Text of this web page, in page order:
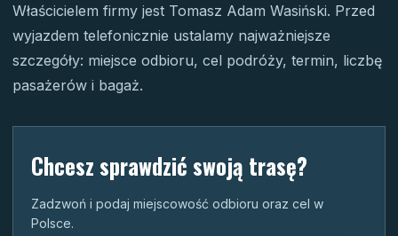
Właścicielem firmy jest Tomasz Adam Wasiński. Przed
wyjazdem telefonicznie ustalamy najważniejsze
szczegóły: miejsce odbioru, cel podróży, termin, liczbę
pasażerów i bagaż.
Chcesz sprawdzić swoją trasę?
Zadzwoń i podaj miejscowość odbioru oraz cel w
Polsce.